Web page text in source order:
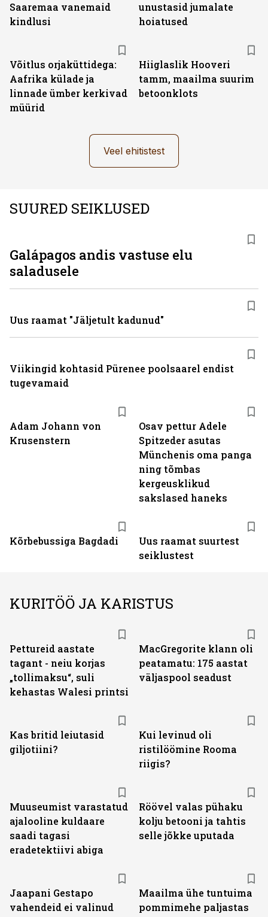
Saaremaa vanemaid
kindlusi
unustasid jumalate
hoiatused
Võitlus orjaküttidega:
Aafrika külade ja
linnade ümber kerkivad
müürid
Hiiglaslik Hooveri
tamm, maailma suurim
betoonklots
Veel ehitistest
SUURED SEIKLUSED
Adam Johann von
Krusenstern
Osav pettur Adele
Spitzeder asutas
Münchenis oma panga
ning tõmbas
kergeusklikud
sakslased haneks
Kõrbebussiga Bagdadi
Uus raamat suurtest
seiklustest
Galápagos andis vastuse elu
saladusele
Uus raamat "Jäljetult kadunud"
Viikingid kohtasid Pürenee poolsaarel endist
tugevamaid
KURITÖÖ JA KARISTUS
Pettureid aastate
tagant - neiu korjas
„tollimaksu“, suli
kehastas Walesi printsi
MacGregorite klann oli
peatamatu: 175 aastat
väljas­pool seadust
Kas britid leiutasid
giljotiini?
Kui levinud oli
ristilöömine Rooma
riigis?
Muuseumist varastatud
ajalooline kuldaare
saadi tagasi
eradetektiivi abiga
Röövel valas pühaku
kolju betooni ja tahtis
selle jõkke uputada
Jaapani Gestapo
vahendeid ei valinud
Maailma ühe tuntuima
pommimehe paljastas